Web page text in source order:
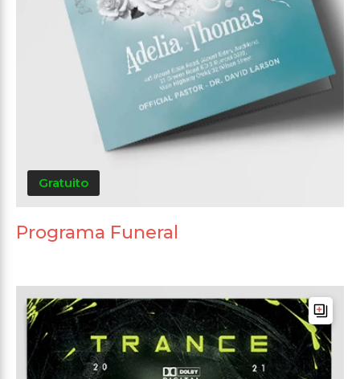
Gratuito
Programa Funeral